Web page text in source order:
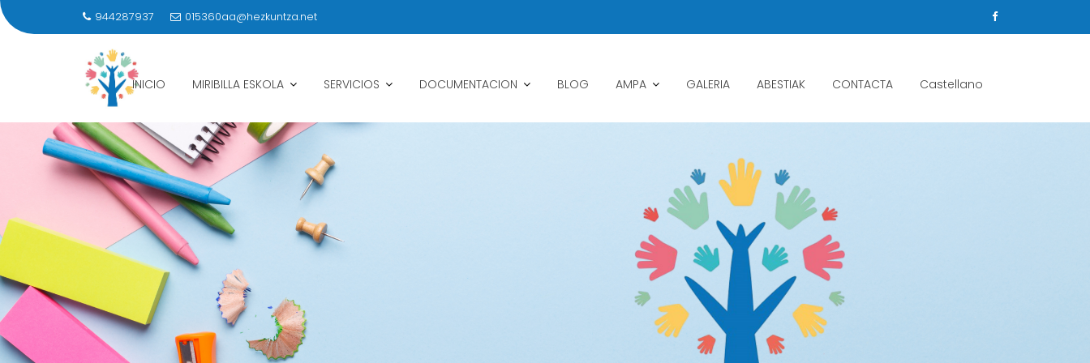
944287937 015360aa@hezkuntza.net
INICIO MIRIBILLA ESKOLA SERVICIOS DOCUMENTACION BLOG AMPA GALERIA ABESTIAK CONTACTA Castellano